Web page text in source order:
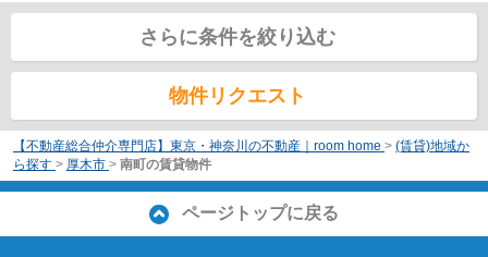
さらに条件を絞り込む
物件リクエスト
【不動産総合仲介専門店】東京・神奈川の不動産｜room home > (賃貸)地域か
ら探す > 厚木市 > 南町の賃貸物件
ページトップに戻る